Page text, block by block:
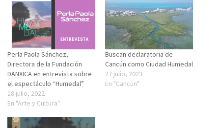
Perla Paola Sánchez,
Directora de la Fundación
DANXICA en entrevista sobre
el espectáculo “Humedal”
18 julio, 2022
En "Arte y Cultura"
Buscan declaratoria de
Cancún como Ciudad Humedal
27 julio, 2023
En "Cancún"